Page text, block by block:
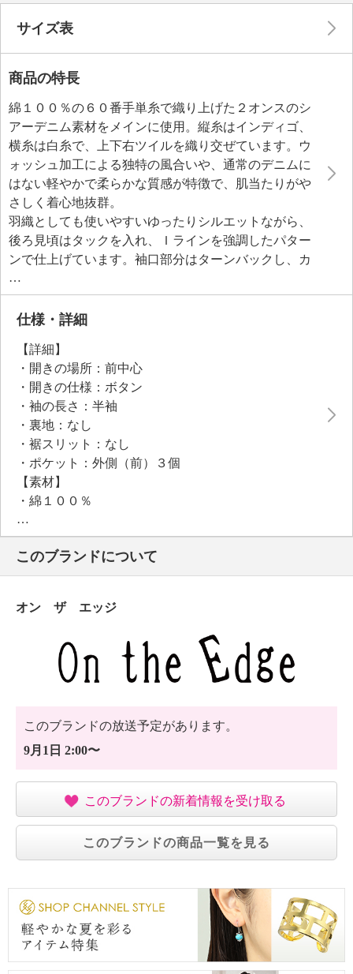
サイズ表
商品の特長
綿１００％の６０番手単糸で織り上げた２オンスのシ
アーデニム素材をメインに使用。縦糸はインディゴ、
横糸は白糸で、上下右ツイルを織り交ぜています。ウ
ォッシュ加工による独特の風合いや、通常のデニムに
はない軽やかで柔らかな質感が特徴で、肌当たりがや
さしく着心地抜群。
羽織としても使いやすいゆったりシルエットながら、
後ろ見頃はタックを入れ、Ｉラインを強調したパター
ンで仕上げています。袖口部分はターンバックし、カ
フスをイメージしたデザインに。ボタンホールやポケ
ット口などにレッドカラーの糸を使用し、さりげない
アクセントをプラスしました。
●普段と同じサイズをおすすめ
仕様・詳細
【詳細】
・開きの場所：前中心
・開きの仕様：ボタン
・袖の長さ：半袖
・裏地：なし
・裾スリット：なし
・ポケット：外側（前）３個
【素材】
・綿１００％
【メンテナンス（絵表示ラベル）】
・手洗い：可
・漂白処理：塩素系・酸素系漂白不可
・タンブル乾燥：不可
・アイロン仕上げ：可（高温）
・ウエットクリーニング：可
【メンテナンス（ケアラベル）】
・クリーニングの繰り返しによる変退色注意
・単品洗い
・摩擦による色落ち、色移り注意
・過度な力をかけない
【原産国（地）】
このブランドについて
オン ザ エッジ
このブランドの放送予定があります。
9月1日 2:00〜
このブランドの新着情報を受け取る
このブランドの商品一覧を見る